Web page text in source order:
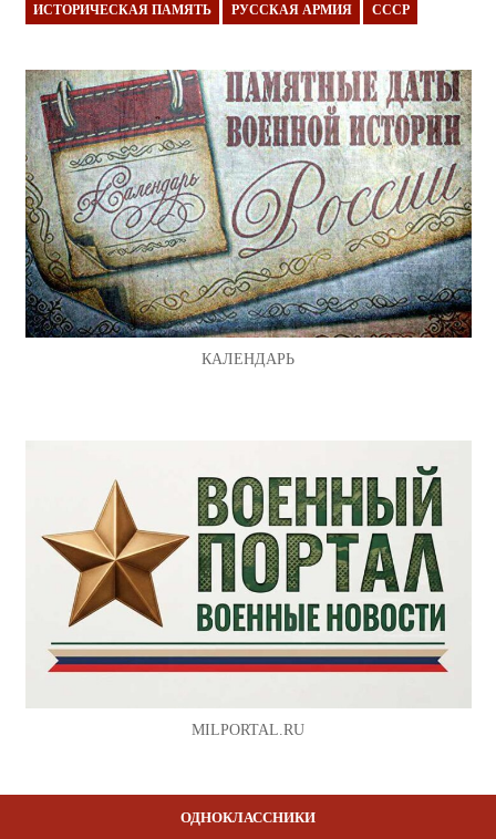
ИСТОРИЧЕСКАЯ ПАМЯТЬ РУССКАЯ АРМИЯ СССР
КАЛЕНДАРЬ
MILPORTAL.RU
ОДНОКЛАССНИКИ